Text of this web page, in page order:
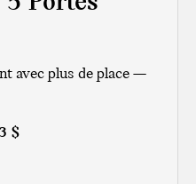
avec plus de place —
$